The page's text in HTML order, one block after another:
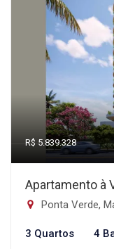
R$ 5.839.328
Apartamento à
Ponta Verde,
3 Quartos 4